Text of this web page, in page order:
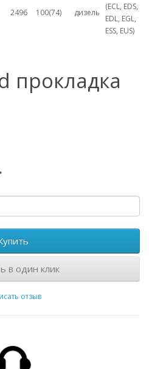
2496 100(74) дизель
(ECL, EDS,
EDL, EGL,
ESS, EUS)
прокладка
в один клик
отзыв